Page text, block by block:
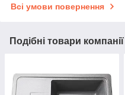
Всі умови повернення
Подібні товари компанії